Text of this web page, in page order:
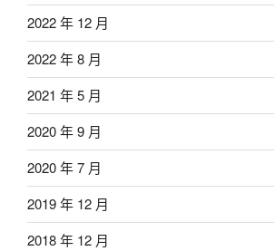
2022 年 12 月
2022 年 8 月
2021 年 5 月
2020 年 9 月
2020 年 7 月
2019 年 12 月
2018 年 12 月